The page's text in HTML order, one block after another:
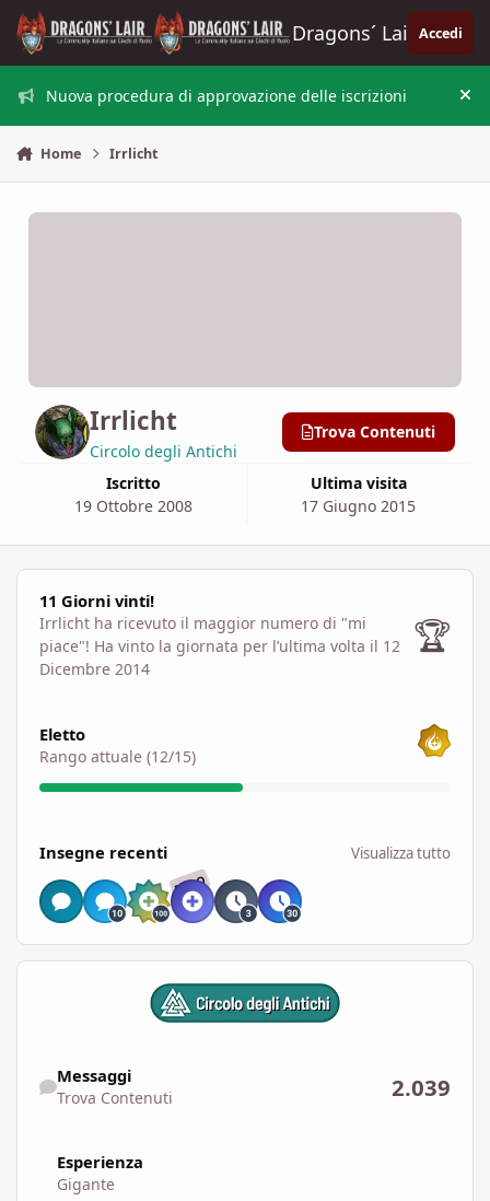
Vai al contenuto
Dragons´ Lair Accedi
Nuova procedura di approvazione delle iscrizioni
Home Irrlicht
Irrlicht
Circolo degli Antichi
Iscritto
19 Ottobre 2008
Ultima visita
17 Giugno 2015
Trova Contenuti
11 Giorni vinti!
11 Giorni vinti!
Irrlicht ha ricevuto il maggior numero di "mi
piace"! Ha vinto la giornata per l’ultima volta il 12
Dicembre 2014
🏆
Eletto
Rango attuale (12/15)
Insegne recenti Visualizza tutto
RARO
Messaggi
Trova Contenuti 2.039
Esperienza
Gigante